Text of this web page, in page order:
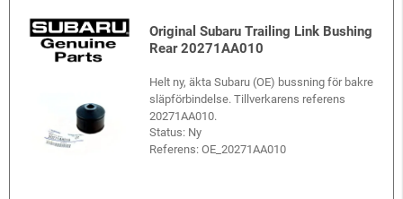
Original Subaru Trailing Link Bushing
Rear 20271AA010
Helt ny, äkta Subaru (OE) bussning för bakre
släpförbindelse. Tillverkarens referens
20271AA010.
Status: Ny
Referens:OE_20271AA010